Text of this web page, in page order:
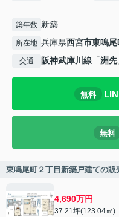
築年数 新築
所在地 兵庫県西宮市東鳴尾
交通 阪神武庫川線 「洲先
無料
無料
東鳴尾町２丁目新築戸建ての販
4,690万円
37.21坪(123.04㎡)